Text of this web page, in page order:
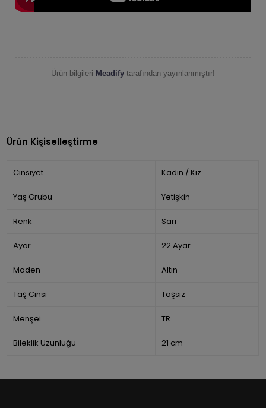
Ürün bilgileri Meadify tarafından yayınlanmıştır!
Ürün Kişiselleştirme
Cinsiyet Kadın / Kız
Yaş Grubu Yetişkin
Renk Sarı
Ayar 22 Ayar
Maden Altın
Taş Cinsi Taşsız
Menşei TR
Bileklik Uzunluğu 21 cm